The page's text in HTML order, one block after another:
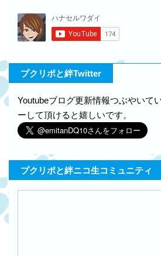
プクリポと絆Twitter
Youtubeブログ更新情報つぶやいて
ーして頂けると嬉しいです。
プクリポと絆ニコ生コミュニティ